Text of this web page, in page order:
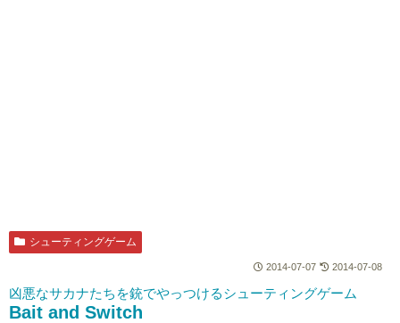
シューティングゲーム
2014-07-07 2014-07-08
凶悪なサカナたちを銃でやっつけるシューティングゲーム
Bait and Switch